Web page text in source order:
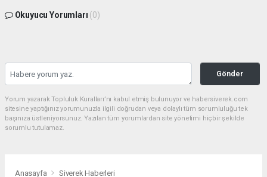
Okuyucu Yorumları (0)
Gönder
Yorum yazarak Topluluk Kuralları’nı kabul etmiş bulunuyor ve habersiverek.com
sitesine yaptığınız yorumunuzla ilgili doğrudan veya dolaylı tüm sorumluluğu tek
başınıza üstleniyorsunuz. Yazılan tüm yorumlardan site yönetimi hiçbir şekilde
sorumlu tutulamaz.
Anasayfa Siverek Haberleri